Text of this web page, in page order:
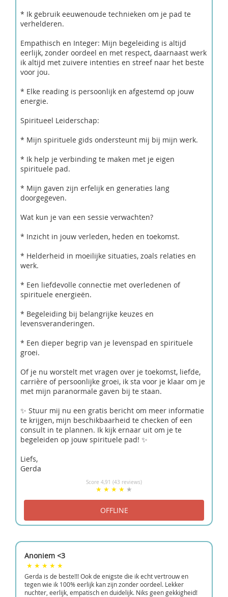
* Ik gebruik eeuwenoude technieken om je pad te
verhelderen.
Empathisch en Integer: Mijn begeleiding is altijd
eerlijk, zonder oordeel en met respect, daarnaast werk
ik altijd met zuivere intenties en streef naar het beste
voor jou.
* Elke reading is persoonlijk en afgestemd op jouw
energie.
Spiritueel Leiderschap:
* Mijn spirituele gids ondersteunt mij bij mijn werk.
* Ik help je verbinding te maken met je eigen
spirituele pad.
* Mijn gaven zijn erfelijk en generaties lang
doorgegeven.
Wat kun je van een sessie verwachten?
* Inzicht in jouw verleden, heden en toekomst.
* Helderheid in moeilijke situaties, zoals relaties en
werk.
* Een liefdevolle connectie met overledenen of
spirituele energieën.
* Begeleiding bij belangrijke keuzes en
levensveranderingen.
* Een dieper begrip van je levenspad en spirituele
groei.
Of je nu worstelt met vragen over je toekomst, liefde,
carrière of persoonlijke groei, ik sta voor je klaar om je
met mijn paranormale gaven bij te staan.
✨ Stuur mij nu een gratis bericht om meer informatie
te krijgen, mijn beschikbaarheid te checken of een
consult in te plannen. Ik kijk ernaar uit om je te
begeleiden op jouw spirituele pad! ✨
Liefs,
Gerda
Score 4,91 (43 reviews)
Anoniem <3
Gerda is de beste!!! Ook de enigste die ik echt vertrouw en
tegen wie ik 100% eerlijk kan zijn zonder oordeel. Lekker
nuchter, eerlijk, empatisch en duidelijk. Niks geen gekkigheid!